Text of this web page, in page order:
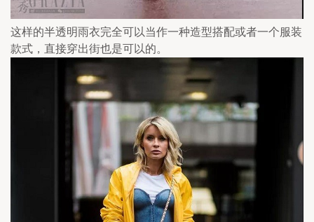
这样的半透明雨衣完全可以当作一种造型搭配或者一个服装
款式，直接穿出街也是可以的。